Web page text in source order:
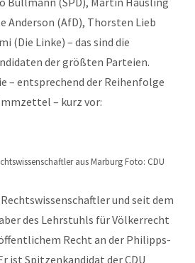
Anderson (AfD), Thorsten Lieb
(Die Linke) – das sind die
der größten Parteien.
– entsprechend der Reihenfolge
– kurz vor:
aus Marburg Foto: CDU
und seit dem
des Lehrstuhls für Völkerrecht
Recht an der Philipps-
ist Spitzenkandidat der CDU